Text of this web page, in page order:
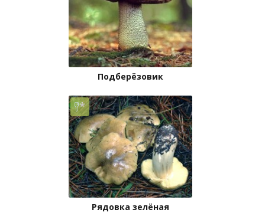
Подберёзовик
Рядовка зелёная